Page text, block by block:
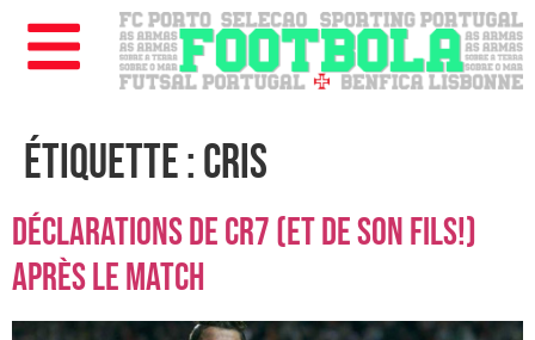
Étiquette :cris
Déclarations de CR7 (et de son fils!)
après le match